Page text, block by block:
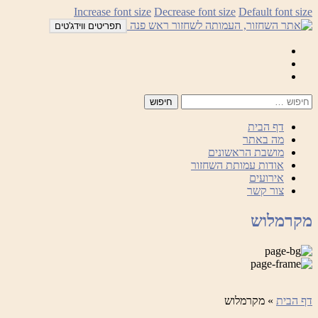
לדלג
לתוכן
Increase font size Decrease font size Default font size
תפריטים ווידג'טים
דף הבית
מה באתר
מושבת הראשונים
אודות עמותת השחזור
אירועים
צור קשר
מקרמלוש
דף הבית » מקרמלוש